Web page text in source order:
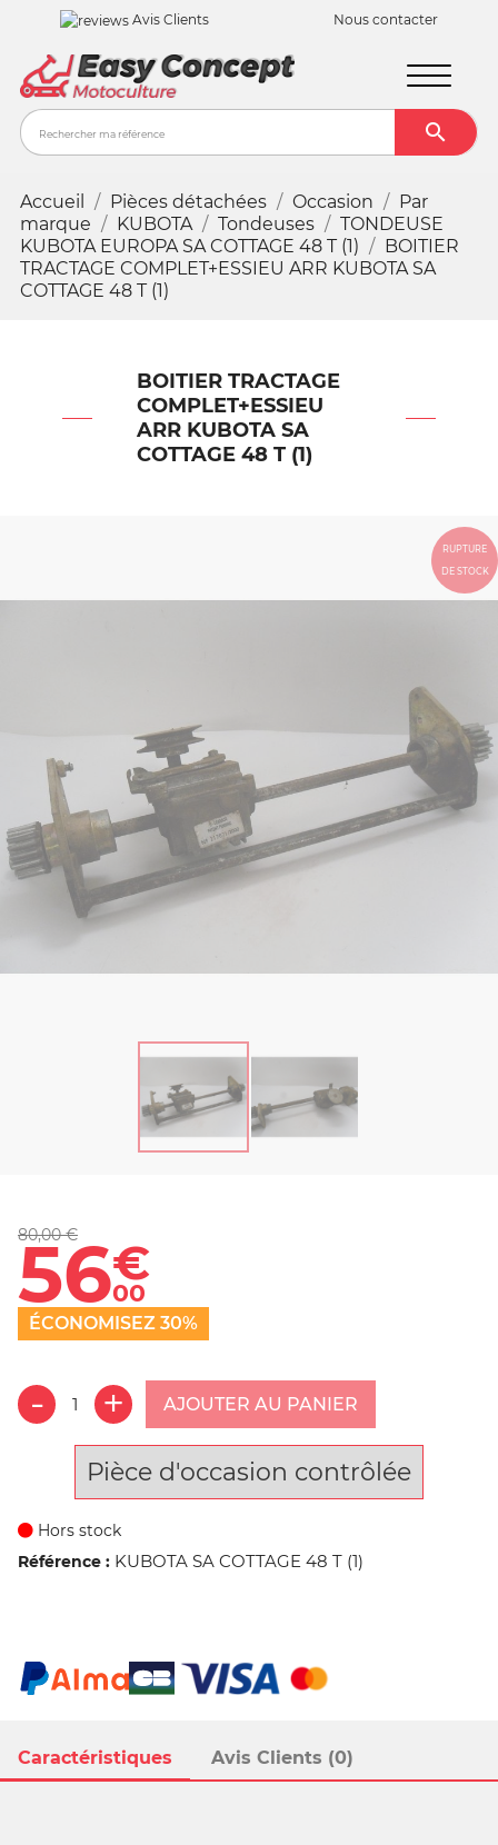
Avis Clients Nous contacter

Accueil Pièces détachées Occasion
Par
marque
KUBOTA Tondeuses
TONDEUSE
KUBOTA EUROPA SA COTTAGE 48 T (1)
BOITIER
TRACTAGE COMPLET+ESSIEU ARR KUBOTA SA
COTTAGE 48 T (1)
BOITIER TRACTAGE
COMPLET+ESSIEU
ARR KUBOTA SA
COTTAGE 48 T (1)
RUPTURE
DE STOCK
Caractéristiques Avis Clients (0)
80,00 €
56€
00
ÉCONOMISEZ 30%
AJOUTER AU PANIER
Pièce d'occasion contrôlée
Hors stock
Référence : KUBOTA SA COTTAGE 48 T (1)